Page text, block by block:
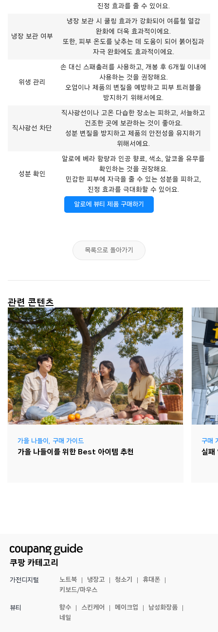
진정 효과를 줄 수 있어요.
냉장 보관 여부
냉장 보관 시 쿨링 효과가 강화되어 여름철 열감
완화에 더욱 효과적이에요.
또한, 피부 온도를 낮추는 데 도움이 되어 붉어짐과
자극 완화에도 효과적이에요.
위생 관리
손 대신 스패출러를 사용하고, 개봉 후 6개월 이내에
사용하는 것을 권장해요.
오염이나 제품의 변질을 예방하고 피부 트러블을
방지하기 위해서에요.
직사광선 차단
직사광선이나 고온 다습한 장소는 피하고, 서늘하고
건조한 곳에 보관하는 것이 좋아요.
성분 변질을 방지하고 제품의 안전성을 유지하기
위해서에요.
성분 확인
알로에 베라 함량과 인공 향료, 색소, 알코올 유무를
확인하는 것을 권장해요.
민감한 피부에 자극을 줄 수 있는 성분을 피하고,
진정 효과를 극대화할 수 있어요.
알로에 뷰티 제품 구매하기
목록으로 돌아가기
관련 콘텐츠
가을 나들이를 위한 Best 아이템 추천
가을 나들이 , 구매 가이드
실패
구매
쿠팡 카테고리
가전디지털 노트북 냉장고 청소기
휴대폰
키보드/마우스
뷰티 향수 스킨케어 메이크업
남성화장품
네일